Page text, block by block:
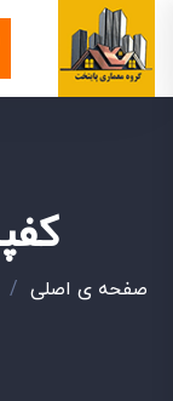
صفحه ی اصلی /